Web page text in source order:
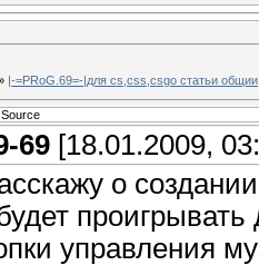
|-=PRoG.69=-|для cs,css,csgo cтатьи общии
69 [18.01.2009,
о
управления